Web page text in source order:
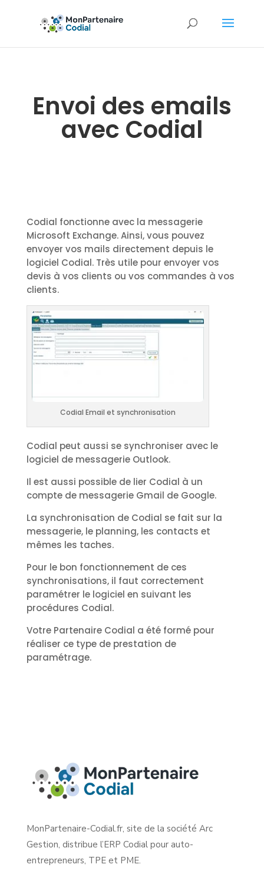
Envoi des emails
avec Codial
Codial fonctionne avec la messagerie
Microsoft Exchange. Ainsi, vous pouvez
envoyer vos mails directement depuis le
logiciel Codial. Très utile pour envoyer vos
devis à vos clients ou vos commandes à vos
clients.
Codial Email et synchronisation
Codial peut aussi se synchroniser avec le
logiciel de messagerie Outlook.
Il est aussi possible de lier Codial à un
compte de messagerie Gmail de Google.
La synchronisation de Codial se fait sur la
messagerie, le planning, les contacts et
mêmes les taches.
Pour le bon fonctionnement de ces
synchronisations, il faut correctement
paramétrer le logiciel en suivant les
procédures Codial.
Votre Partenaire Codial a été formé pour
réaliser ce type de prestation de
paramétrage.
MonPartenaire-Codial.fr, site de la société Arc
Gestion, distribue l’ERP Codial pour auto-
entrepreneurs, TPE et PME.